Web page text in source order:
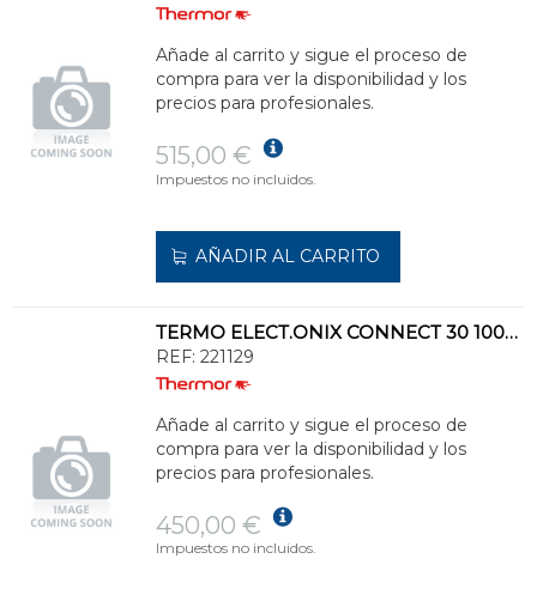
Añade al carrito y sigue el proceso de
compra para ver la disponibilidad y los
precios para profesionales.
515,00 €
Impuestos no incluidos.
AÑADIR AL CARRITO
TERMO ELECT.ONIX CONNECT 30 1000/1000W 230V 19Kg 594x490x310mm MULTIPOS.,B/S
REF: 221129
Añade al carrito y sigue el proceso de
compra para ver la disponibilidad y los
precios para profesionales.
450,00 €
Impuestos no incluidos.